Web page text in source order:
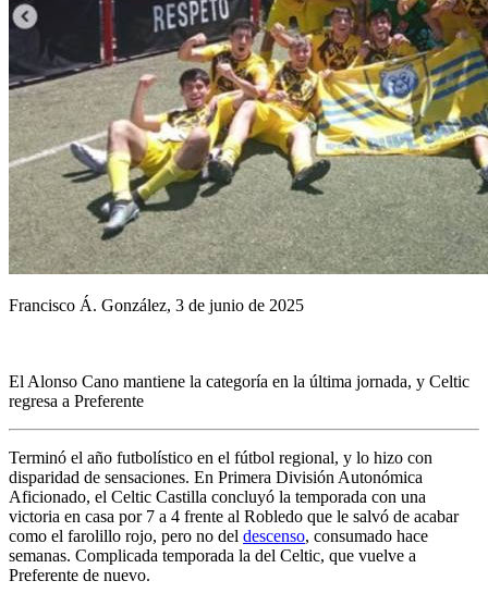
Francisco Á. González, 3 de junio de 2025
El Alonso Cano mantiene la categoría en la última jornada, y Celtic
regresa a Preferente
Terminó el año futbolístico en el fútbol regional, y lo hizo con
disparidad de sensaciones. En Primera División Autonómica
Aficionado, el Celtic Castilla concluyó la temporada con una
victoria en casa por 7 a 4 frente al Robledo que le salvó de acabar
como el farolillo rojo, pero no del descenso, consumado hace
semanas. Complicada temporada la del Celtic, que vuelve a
Preferente de nuevo.